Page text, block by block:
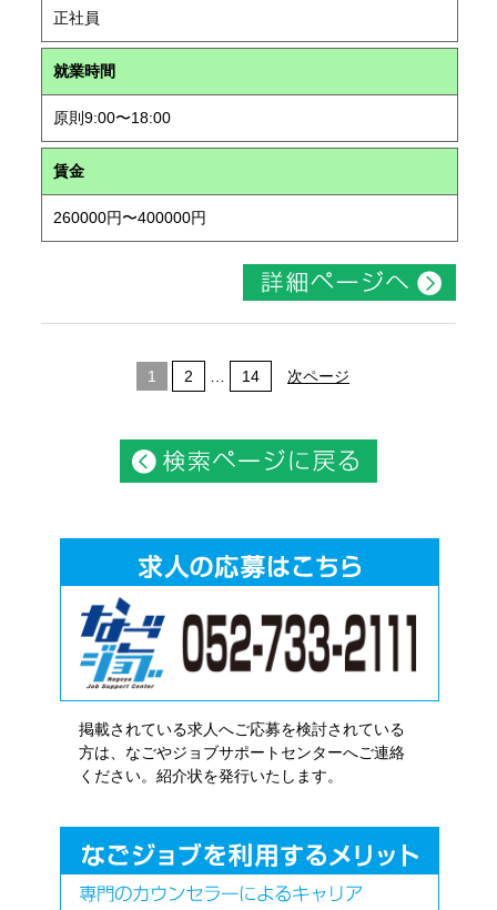
正社員
就業時間
原則9:00〜18:00
賃金
260000円〜400000円
1 2 14 次ページ
掲載されている求人へご応募を検討されている
方は、なごやジョブサポートセンターへご連絡
ください。紹介状を発行いたします。